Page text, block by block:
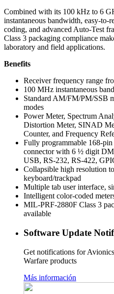
Combined with its 100 kHz to 6
instantaneous bandwidth,
coding, and advanced Auto‑Test
Class 3 packaging compliance
laboratory and field applications.
Benefits
Receiver frequency range
100 MHz instantaneous
Standard AM/FM/PM/SSB
modes
Power Meter, Spectrum
Distortion Meter, SINAD
Counter, and Frequency
Fully programmable
connector with 6 ½ digit
USB, RS‑232, RS‑422,
Collapsible high resolution
keyboard/trackpad
Multiple tab user interface,
Intelligent color‑coded
MIL‑PRF‑2880F Class 3
available
Software Update
Get notifications for
Warfare products
Más información